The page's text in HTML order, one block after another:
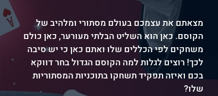
מצאתם את עצמכם בעולם מסתורי ומלהיב של
הקוסם. כאן הוא השליט הבלתי מעורער, כאן כולם
משחקים לפי הכללים שלו ואתם כאן כי יש סיבה
לכך! רוצים לגלות למה הקוסם הגדול בחר דווקא
בכם ואיזה תפקיד תשחקו בתוכניות המסתוריות
שלו?